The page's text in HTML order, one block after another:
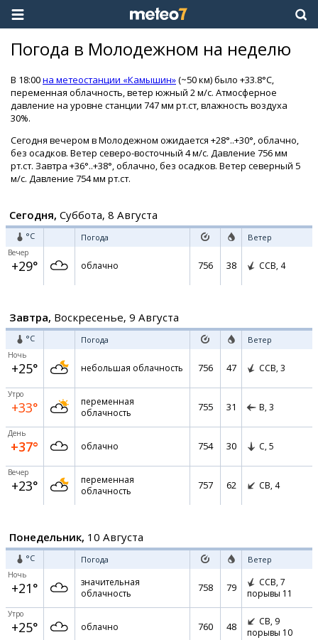
Погода в Молодежном на неделю
В 18:00на метеостанции «Камышин»(~50 км) было +33.8°C,
переменная облачность, ветер южный 2 м/с. Атмосферное
давление на уровне станции 747 мм рт.ст, влажность воздуха
30%.
Сегодня вечером в Молодежном ожидается +28°..+30°, облачно,
без осадков. Ветер северо-восточный 4 м/с. Давление 756 мм
рт.ст. Завтра +36°..+38°, облачно, без осадков. Ветер северный 5
м/с. Давление 754 мм рт.ст.
Сегодня, Суббота, 8 Августа
°C Погода Ветер
Вечер
+29° облачно 756 38 ССВ, 4
Завтра, Воскресенье, 9 Августа
°C Погода Ветер
Ночь
+25° небольшая облачность 756 47 ССВ, 3
Утро
+33°
переменная
облачность
755 31 В, 3
День
+37° облачно 754 30 С, 5
Вечер
+23°
переменная
облачность
757 62 СВ, 4
Понедельник, 10 Августа
°C Погода Ветер
Ночь
+21°
значительная
облачность
758 79 ССВ, 7
порывы 11
Утро
+25° облачно 760 48 СВ, 9
порывы 10